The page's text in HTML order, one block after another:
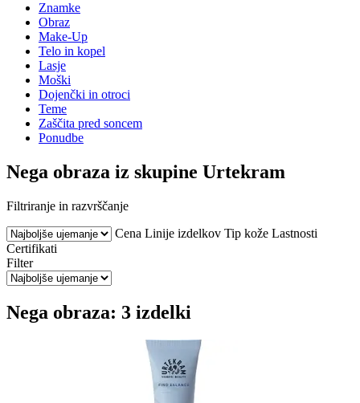
Znamke
Obraz
Make-Up
Telo in kopel
Lasje
Moški
Dojenčki in otroci
Teme
Zaščita pred soncem
Ponudbe
Nega obraza iz skupine Urtekram
Filtriranje in razvrščanje
Cena Linije izdelkov Tip kože Lastnosti
Certifikati
Filter
Nega obraza: 3 izdelki